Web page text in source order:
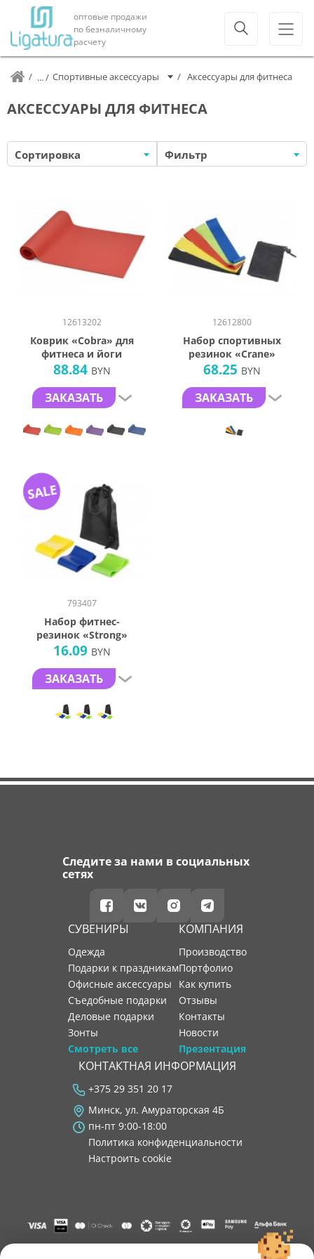
оптовые продажи
по безналичному
расчету
Спортивные аксессуары Аксессуары для фитнеса
АКСЕССУАРЫ ДЛЯ ФИТНЕСА
Сортировка Фильтр
12613202
Коврик «Cobra» для
фитнеса и йоги
88.84 BYN
ЗАКАЗАТЬ
12612800
Набор спортивных
резинок «Crane»
68.25 BYN
ЗАКАЗАТЬ
793407
Набор фитнес-
резинок «Strong»
16.09 BYN
ЗАКАЗАТЬ
SALE
Следите за нами в социальных
сетях
СУВЕНИРЫ
Одежда
Подарки к праздникам
Офисные аксессуары
Съедобные подарки
Деловые подарки
Зонты
Смотреть все
КОМПАНИЯ
производство
портфолио
как купить
отзывы
контакты
новости
Презентация
КОНТАКТНАЯ ИНФОРМАЦИЯ
+375 29 351 20 17
Минск, ул. Амураторская 4Б
пн-пт 9:00-18:00
Политика конфиденциальности
Настроить cookie
"ООО "Лигатура", УНП 193602931, Республика Беларусь, 220004,